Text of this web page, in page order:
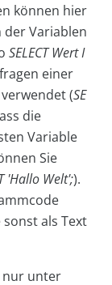
können hier
Variablen
SELECT Wert I
einer
(SE
die
Variable
Sie
'Hallo Welt';).
als Text
nur unter